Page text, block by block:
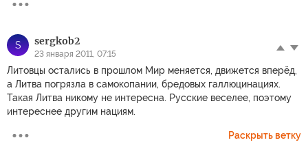
S sergkob2
23 января 2011, 07:15
Литовцы остались в прошлом Мир меняется, движется вперёд,
а Литва погрязла в самокопании, бредовых галлюцинациях.
Такая Литва никому не интересна. Русские веселее, поэтому
интереснее другим нациям.
Раскрыть ветку